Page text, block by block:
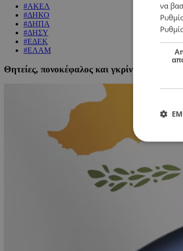
#ΑΚΕΛ
#ΔΗΚΟ
#ΔΗΠΑ
#ΔΗΣΥ
#ΕΔΕΚ
#ΕΛΑΜ
Θητείες, πονοκέφαλος και γκρίνια –
να